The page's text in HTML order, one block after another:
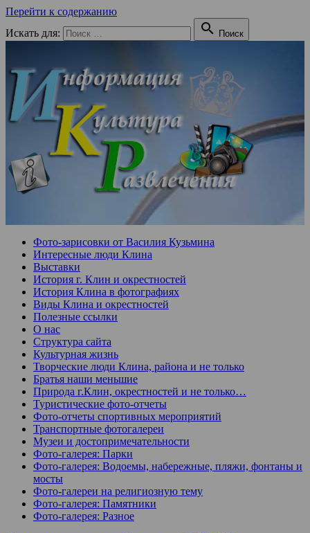
Перейти к содержанию
Искать для:
 Поиск
Фото-зарисовки от Василия Кузьмина
Интересные люди Клина
Выставки
История г. Клин и окрестностей
История Клина в фотографиях
Виды Клина и окрестностей
Полезные ссылки
О нас
Структура сайта
Культурная жизнь
Творческие люди Клина, района и не только
Братья наши меньшие
Природа г.Клин, окрестностей и не только…
Туристические фото-отчеты
Фото-отчеты спортивных мероприятий
Транспортные фотогалереи
Музеи и достопримечательности
Фото-галерея: Парки
Фото-галерея: Водоемы, набережные, пляжи, фонтаны и
мосты
Фото-галереи на религиозную тему
Фото-галерея: Памятники
Фото-галерея: Разное